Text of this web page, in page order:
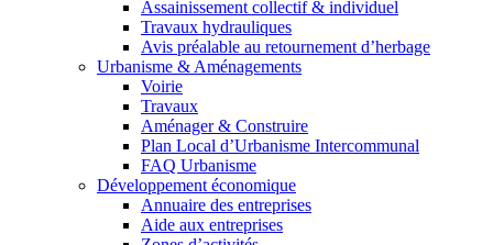
Assainissement collectif & individuel
Travaux hydrauliques
Avis préalable au retournement d’herbage
Urbanisme & Aménagements
Voirie
Travaux
Aménager & Construire
Plan Local d’Urbanisme Intercommunal
FAQ Urbanisme
Développement économique
Annuaire des entreprises
Aide aux entreprises